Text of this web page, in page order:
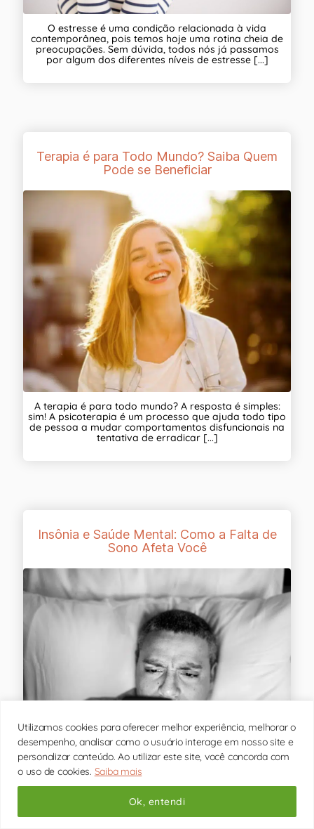
Utilizamos cookies para oferecer melhor experiência, melhorar o
desempenho, analisar como o usuário interage em nosso site e
personalizar conteúdo. Ao utilizar este site, você concorda com
o uso de cookies. Saiba mais
Ok, entendi
O estresse é uma condição relacionada à vida
contemporânea, pois temos hoje uma rotina cheia de
preocupações. Sem dúvida, todos nós já passamos
por algum dos diferentes níveis de estresse [...]
Terapia é para Todo Mundo? Saiba Quem
Pode se Beneficiar
A terapia é para todo mundo? A resposta é simples:
sim! A psicoterapia é um processo que ajuda todo tipo
de pessoa a mudar comportamentos disfuncionais na
tentativa de erradicar [...]
Insônia e Saúde Mental: Como a Falta de
Sono Afeta Você
A insônia é um problema sério muito comum entre os
sofrem com esse distúrbio do sono, segundo a
Associação Brasileira do Sono [...]